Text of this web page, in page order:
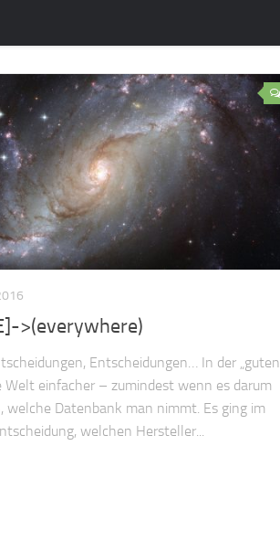
>(everywhere)
Entscheidungen… In der „guten
einfacher – zumindest wenn es darum
welche Datenbank man nimmt. Es ging im
welchen Hersteller...